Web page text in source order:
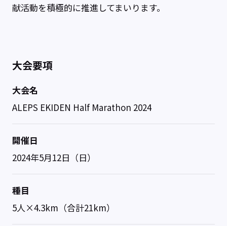
献活動を積極的に推進してまいります。
大会要項
大会名
ALEPS EKIDEN Half Marathon 2024
開催日
2024年5月12日（日）
種目
5人×4.3km（合計21km）